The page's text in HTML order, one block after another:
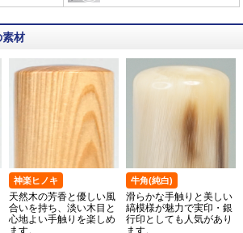
素材
神楽ヒノキ
天然木の芳香と優しい風
合いを持ち、淡い木目と
心地よい手触りを楽しめ
ます。
牛角(純白)
滑らかな手触りと美しい
縞模様が魅力で実印・銀
行印としても人気があり
ます。